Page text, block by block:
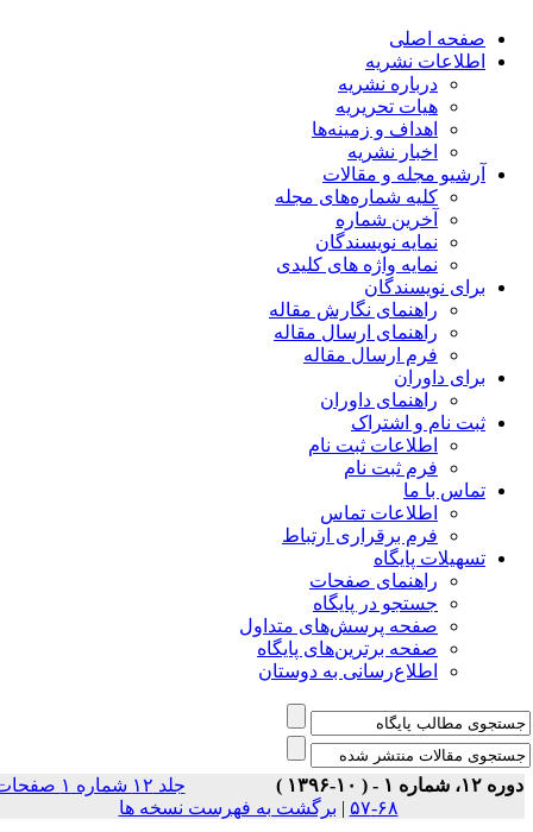
صفحه اصلی
اطلاعات نشریه
درباره نشریه
هیات تحریریه
اهداف و زمینه‌ها
اخبار نشریه
آرشیو مجله و مقالات
کلیه شماره‌های مجله
آخرین شماره
نمایه نویسندگان
نمایه واژه های کلیدی
برای نویسندگان
راهنمای نگارش مقاله
راهنمای ارسال مقاله
فرم ارسال مقاله
برای داوران
راهنمای داوران
ثبت نام و اشتراک
اطلاعات ثبت نام
فرم ثبت نام
تماس با ما
اطلاعات تماس
فرم برقراری ارتباط
تسهیلات پایگاه
راهنمای صفحات
جستجو در پایگاه
صفحه پرسش‌های متداول
صفحه برترین‌های پایگاه
اطلاع‌رسانی به دوستان
۱۲، شماره ۱ - ( ۱۰-۱۳۹۶ )
جلد ۱۲ شماره ۱ صفحات
۶۸-۵۷
|برگشت به فهرست نسخه ها